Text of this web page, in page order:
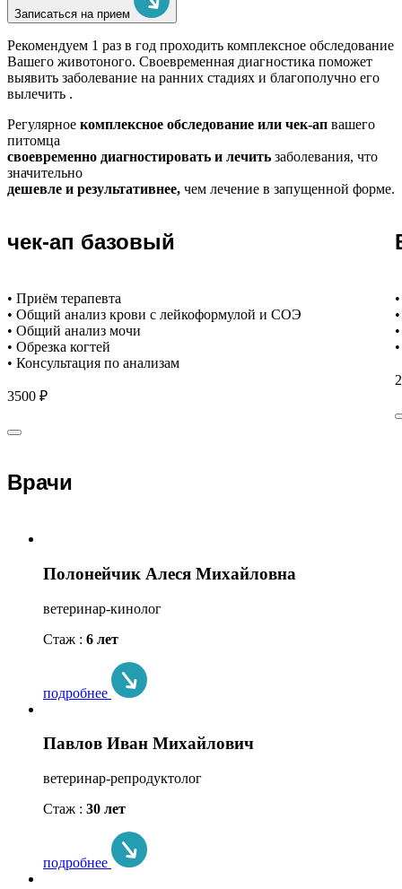
Записаться на прием
Рекомендуем 1 раз в год проходить комплексное обследование
Вашего животоного. Своевременная диагностика поможет
выявить заболевание на ранних стадиях и благополучно его
вылечить .
Регулярное комплексное обследование или чек-ап вашего
питомца
своевременно диагностировать и лечить заболевания, что
значительно
дешевле и результативнее, чем лечение в запущенной форме.
чек-ап базовый
• Приём терапевта
• Общий анализ крови с лейкоформулой и СОЭ
• Общий анализ мочи
• Обрезка когтей
• Консультация по анализам
3500 ₽
Врачи
Полонейчик Алеся Михайловна
ветеринар-кинолог
Стаж : 6 лет
подробнее
Павлов Иван Михайлович
ветеринар-репродуктолог
Стаж : 30 лет
подробнее